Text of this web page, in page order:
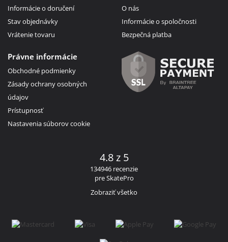
Informácie o doručení
Stav objednávky
Vrátenie tovaru
O nás
Informácie o spoločnosti
Bezpečná platba
Právne informácie
Obchodné podmienky
Zásady ochrany osobných
údajov
Prístupnosť
Nastavenia súborov cookie
4.8 z 5
134946 recenzie
pre SkatePro
Zobraziť všetko